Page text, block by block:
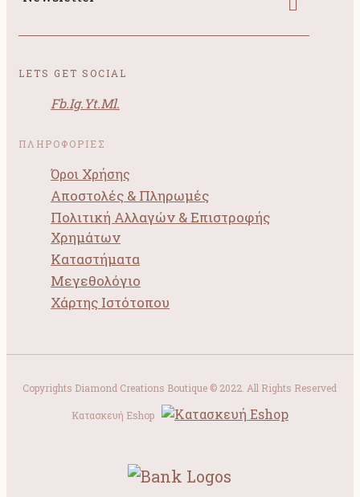
LETS GET SOCIAL
Fb.Ig.Yt.Ml.
ΠΛΗΡΟΦΟΡΙΕΣ
Όροι Χρήσης
Αποστολές & Πληρωμές
Πολιτική Αλλαγών & Επιστροφής
Χρημάτων
Καταστήματα
Μεγεθολόγιο
Χάρτης Ιστότοπου
Copyrights Diamond Creations Boutique © 2022. All Rights Reserved
Κατασκευή Eshop